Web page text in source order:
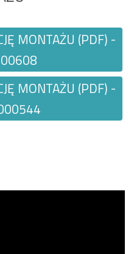
MONTAŻU (PDF) -
MONTAŻU (PDF) -